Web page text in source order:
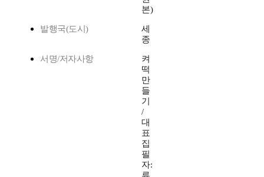
본)
발행국(도시)
세
종
서명/저자사항
켜
떡
만
들
기
/
대
표
집
필
자: